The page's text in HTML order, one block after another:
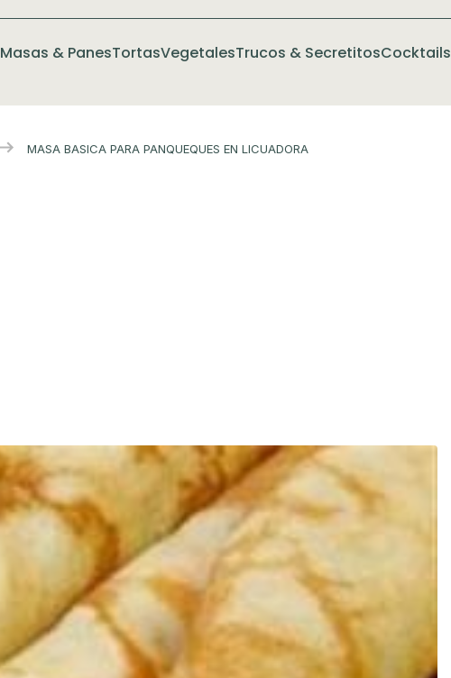
Masas & PanesTortasVegetalesTrucos & SecretitosCocktails
MASA BASICA PARA PANQUEQUES EN LICUADORA